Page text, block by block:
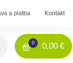
a platba Kontakt
0 0,00 €